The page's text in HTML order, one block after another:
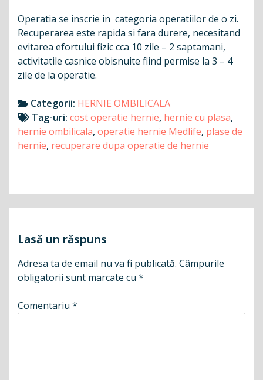
Operatia se inscrie in categoria operatiilor de o zi.
Recuperarea este rapida si fara durere, necesitand
evitarea efortului fizic cca 10 zile – 2 saptamani,
activitatile casnice obisnuite fiind permise la 3 – 4
zile de la operatie.
Categorii: HERNIE OMBILICALA
Tag-uri: cost operatie hernie, hernie cu plasa,
hernie ombilicala,operatie hernie Medlife, plase de
hernie, recuperare dupa operatie de hernie
Lasă un răspuns
Adresa ta de email nu va fi publicată. Câmpurile
obligatorii sunt marcate cu *
Comentariu *